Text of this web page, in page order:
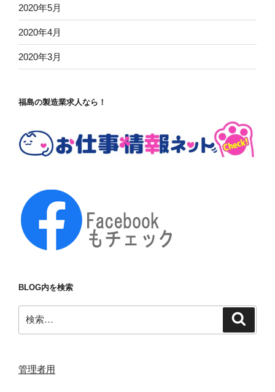
2020年5月
2020年4月
2020年3月
福島の製造業求人なら！
BLOG内を検索
索:
管理者用